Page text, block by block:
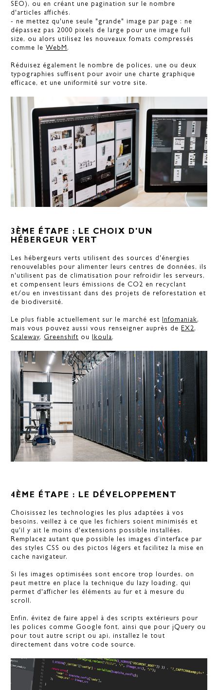
SEO), ou en créant une pagination sur le nombre
d'articles affichés.
- ne mettez qu'une seule "grande" image par page : ne
dépassez pas 2000 pixels de large pour une image full
size, ou alors utilisez les nouveaux fomats compressés
comme leWebM .
Réduisez également le nombre de polices, une ou deux
typographies suffisent pour avoir une charte graphique
efficace, et une uniformité sur votre site.
3ÈME ÉTAPE : LE CHOIX D'UN
HÉBERGEUR VERT
Les hébergeurs verts utilisent des sources d'énergies
renouvelables pour alimenter leurs centres de données, ils
n'utilisent pas de climatisation pour refroidir les serveurs,
et compensent leurs émissions de CO2 en recyclant
et/ou en investissant dans des projets de reforestation et
de biodiversité.
Le plus fiable actuellement sur le marché est Infomaniak,
mais vous pouvez aussi vous renseigner auprès de EX2,
Scaleway, Greenshift ou Ikoula.
4ÈME ÉTAPE : LE DÉVELOPPEMENT
Choisissez les technologies les plus adaptées à vos
besoins, veillez à ce que les fichiers soient minimisés et
qu'il y ait le moins d'extensions possible installées.
Remplacez autant que possible les images d’interface par
des styles CSS ou des pictos légers et facilitez la mise en
cache navigateur.
Si les images optimisées sont encore trop lourdes, on
peut mettre en place la technique du lazy loading, qui
permet d'afficher les éléments au fur et à mesure du
scroll.
Enfin, évitez de faire appel à des scripts extérieurs pour
les polices comme Google font, ainsi que pour jQuery ou
pour tout autre script ou api, installez le tout
directement dans votre code source.